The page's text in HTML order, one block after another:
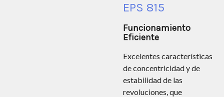
EPS 815
Funcionamiento
Eficiente
Excelentes características
de concentricidad y de
estabilidad de las
revoluciones, que